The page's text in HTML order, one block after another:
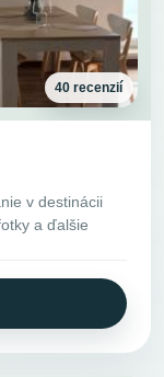
40 recenzií
v destinácii
a ďalšie